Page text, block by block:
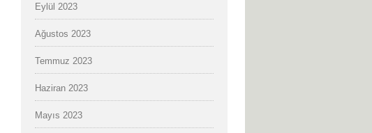
Eylül 2023
Ağustos 2023
Temmuz 2023
Haziran 2023
Mayıs 2023